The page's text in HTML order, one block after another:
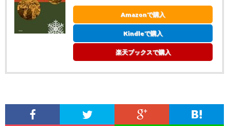
Amazonで購入
Kindleで購入
楽天ブックスで購入